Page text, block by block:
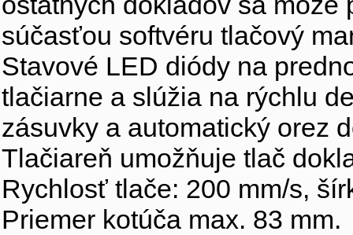
súčasťou softvéru tlačový
Stavové LED diódy na
tlačiarne a slúžia na rýchlu
zásuvky a automatický orez
Tlačiareň umožňuje tlač
Rychlosť tlače: 200 mm/s,
Priemer kotúča max. 83 mm.